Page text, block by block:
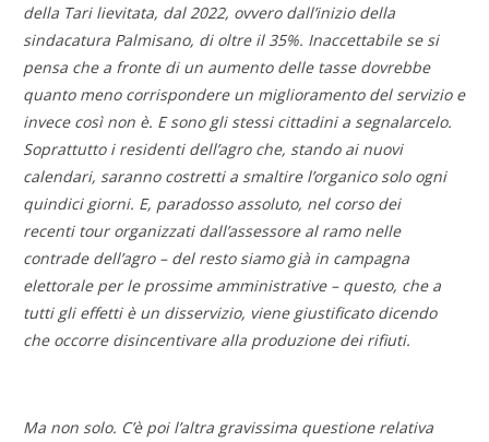
della Tari lievitata, dal 2022, ovvero dall’inizio della
sindacatura Palmisano, di oltre il 35%. Inaccettabile se si
pensa che a fronte di un aumento delle tasse dovrebbe
quanto meno corrispondere un miglioramento del servizio e
invece così non è. E sono gli stessi cittadini a segnalarcelo.
Soprattutto i residenti dell’agro che, stando ai nuovi
calendari, saranno costretti a smaltire l’organico solo ogni
quindici giorni. E, paradosso assoluto, nel corso dei
recenti tour organizzati dall’assessore al ramo nelle
contrade dell’agro – del resto siamo già in campagna
elettorale per le prossime amministrative – questo, che a
tutti gli effetti è un disservizio, viene giustificato dicendo
che occorre disincentivare alla produzione dei rifiuti.
Ma non solo. C’è poi l’altra gravissima questione relativa